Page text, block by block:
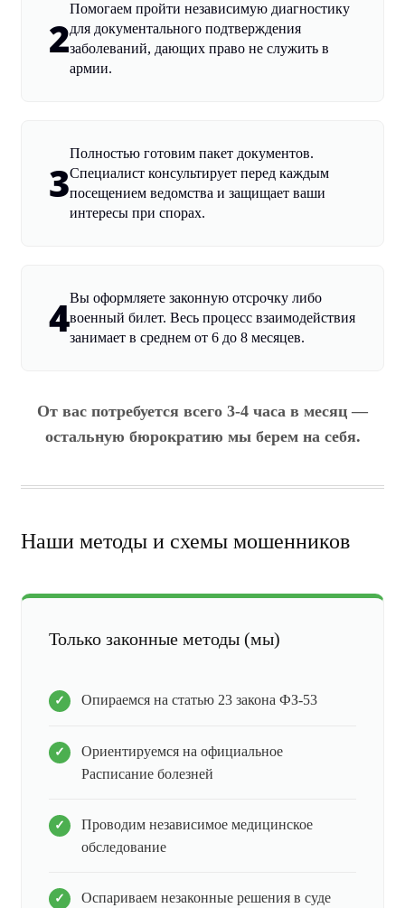
2
Помогаем пройти независимую диагностику
для документального подтверждения
заболеваний, дающих право не служить в
армии.
3
Полностью готовим пакет документов.
Специалист консультирует перед каждым
посещением ведомства и защищает ваши
интересы при спорах.
4Вы оформляете законную отсрочку либо
военный билет. Весь процесс взаимодействия
занимает в среднем от 6 до 8 месяцев.
От вас потребуется всего 3-4 часа в месяц —
остальную бюрократию мы берем на себя.
Наши методы и схемы мошенников
Только законные методы (мы)
Опираемся на статью 23 закона ФЗ-53
Ориентируемся на официальное
Расписание болезней
Проводим независимое медицинское
обследование
Оспариваем незаконные решения в суде